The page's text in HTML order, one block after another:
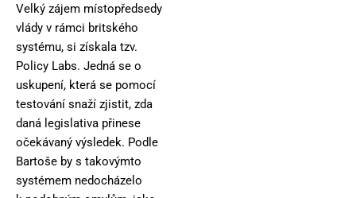
Velký zájem místopředsedy
vlády v rámci britského
systému, si získala tzv.
Policy Labs. Jedná se o
uskupení, která se pomocí
testování snaží zjistit, zda
daná legislativa přinese
očekávaný výsledek. Podle
Bartoše by s takovýmto
systémem nedocházelo